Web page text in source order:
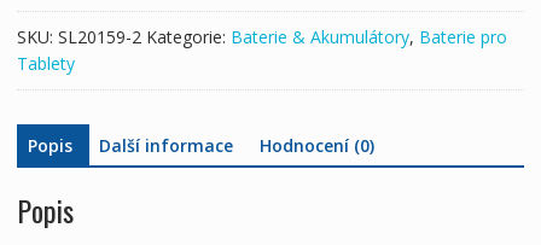
SOT21,SGP511,SGP521
množství
SKU: SL20159-2 Kategorie: Baterie & Akumulátory, Baterie pro
Tablety
Popis Další informace Hodnocení (0)
Popis